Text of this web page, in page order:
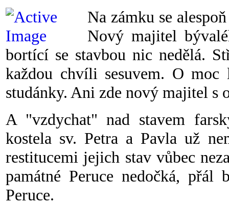
Na zámku se
Nový majitel
bortící se stavbou nic nedělá.
každou chvíli sesuvem. O
studánky. Ani zde nový majitel s
A "vzdychat" nad stavem
kostela sv. Petra a Pavla už
restitucemi jejich stav vůbec
památné Peruce nedočká,
Peruce.